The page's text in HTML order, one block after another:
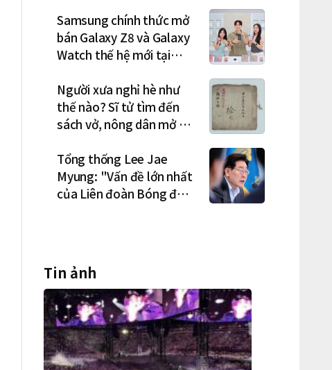
việc làm – định cư"
Samsung chính thức mở
bán Galaxy Z8 và Galaxy
Watch thế hệ mới tại
triệu đơn đặt trước
Người xưa nghỉ hè như
thế nào? Sĩ tử tìm đến
sách vở, nông dân mở hội
Tổng thống Lee Jae
Myung: "Vấn đề lớn nhất
của Liên đoàn Bóng đá
Tin ảnh